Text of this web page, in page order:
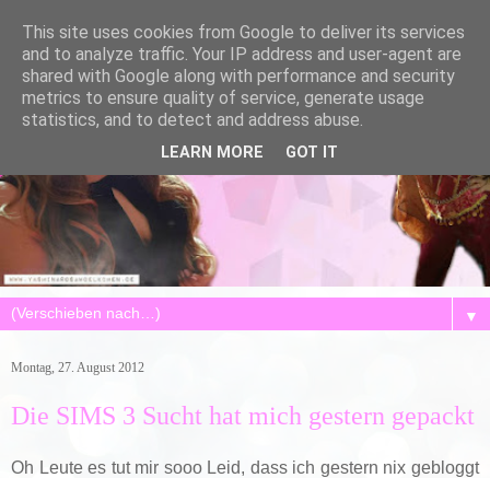
▼
Montag, 27. August 2012
Die SIMS 3 Sucht hat mich gestern gepackt
Oh Leute es tut mir sooo Leid, dass ich gestern nix gebloggt
This site uses cookies from Google to deliver its services
and to analyze traffic. Your IP address and user-agent are
shared with Google along with performance and security
metrics to ensure quality of service, generate usage
statistics, and to detect and address abuse.
LEARN MORE GOT IT